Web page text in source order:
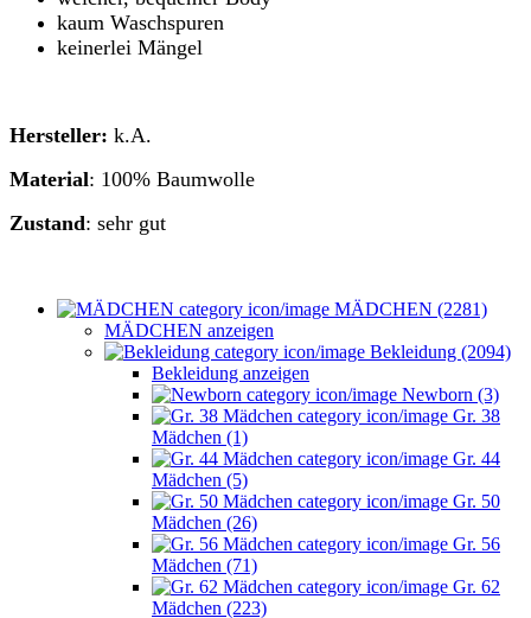
kaum Waschspuren
keinerlei Mängel
Hersteller: k.A.
Material: 100% Baumwolle
Zustand: sehr gut
MÄDCHEN (2281)
MÄDCHEN anzeigen
Bekleidung (2094)
Bekleidung anzeigen
Newborn (3)
Gr. 38
Mädchen (1)
Gr. 44
Mädchen (5)
Gr. 50
Mädchen (26)
Gr. 56
Mädchen (71)
Gr. 62
Mädchen (223)